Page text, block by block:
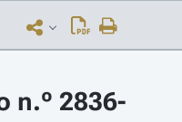
n.º 2836-